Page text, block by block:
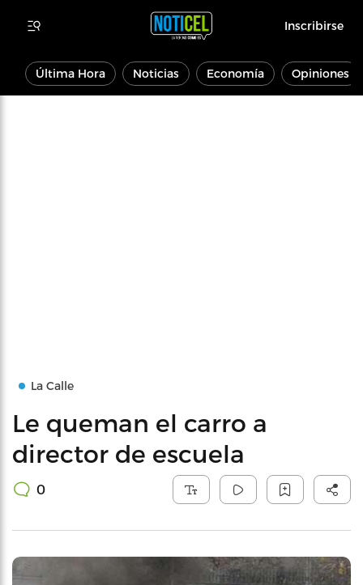
Inscribirse
Última Hora Noticias Economía Opiniones
La Calle
Le queman el carro a
director de escuela
0